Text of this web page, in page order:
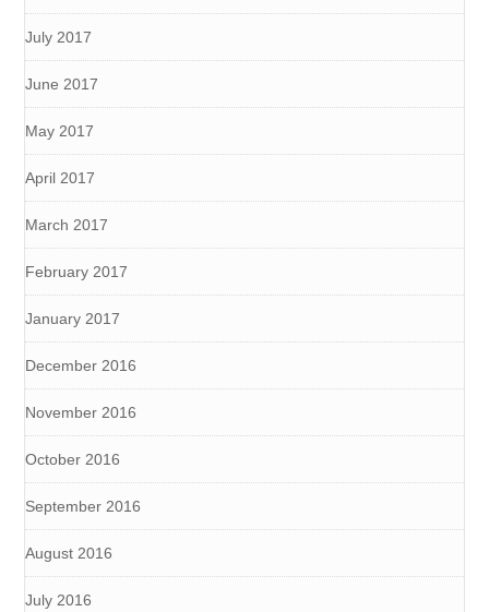
July 2017
June 2017
May 2017
April 2017
March 2017
February 2017
January 2017
December 2016
November 2016
October 2016
September 2016
August 2016
July 2016